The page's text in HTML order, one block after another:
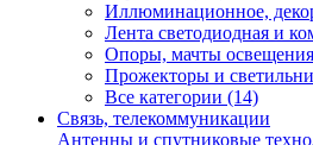
Иллюминационное,
Лента светодиодная и
Опоры, мачты освещения
Прожекторы и
Все категории (14)
Связь, телекоммуникации
Антенны и спутниковые